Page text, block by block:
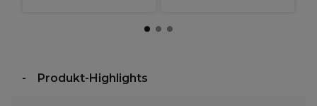
Produkt-Highlights